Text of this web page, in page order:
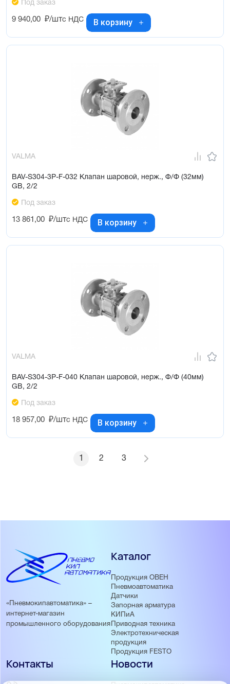
Под заказ
9 940,00 ₽/штс НДС В корзину
VALMA
BAV-S304-3P-F-032 Клапан шаровой, нерж., Ф/Ф (32мм)
GB, 2/2
Под заказ
13 861,00 ₽/штс НДС В корзину
VALMA
BAV-S304-3P-F-040 Клапан шаровой, нерж., Ф/Ф (40мм)
GB, 2/2
Под заказ
18 957,00 ₽/штс НДС В корзину
1 2 3
«Пневмокипавтоматика» –
интернет-магазин
промышленного оборудования
Каталог
Продукция ОВЕН
Пневмоавтоматика
Датчики
Запорная арматура
КИПиА
Приводная техника
Электротехническая
продукция
Продукция FESTO
Новости
Контакты